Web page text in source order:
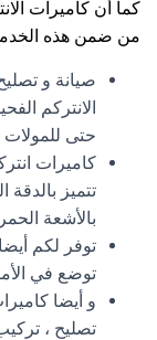
كما أن كاميرات
من ضمن هذه
صيانة و
الانتركم
حتى للمولات
كاميرات
بالأشعة
توفر لكم
توضع في
و أيضا
تصليح ،